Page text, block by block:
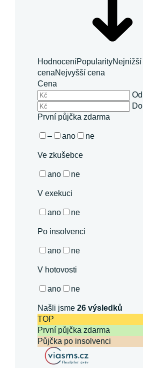
HodnoceníPopularityNejnižší
cenaNejvyšší cena
Cena
Od
Do
První půjčka zdarma
– ano ne
Ve zkušebce
ano ne
V exekuci
ano ne
Po insolvenci
ano ne
V hotovosti
ano ne
Našli jsme26 výsledků
TOP
První půjčka zdarma
Půjčka po insolvenci